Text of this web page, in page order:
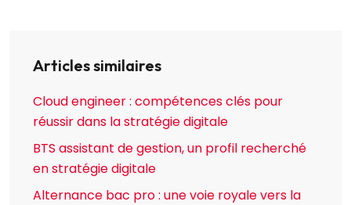
Articles similaires
Cloud engineer : compétences clés pour
réussir dans la stratégie digitale
BTS assistant de gestion, un profil recherché
en stratégie digitale
Alternance bac pro : une voie royale vers la